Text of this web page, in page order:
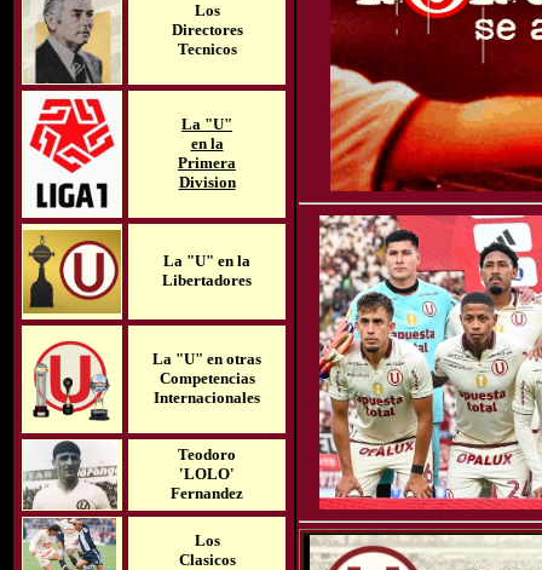
Los
Directores
Tecnicos
La "U"
en la
Primera
Division
La "U" en la
Libertadores
La "U" en otras
Competencias
Internacionales
Teodoro
'LOLO'
Fernandez
Los
Clasicos